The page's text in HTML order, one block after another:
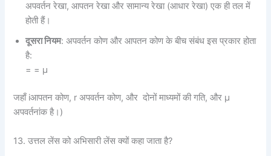
अपवर्तन रेखा, आपतन रेखा और सामान्य रेखा (आधार रेखा) एक ही तल में
होती हैं।
दूसरा नियम: अपवर्तन कोण और आपतन कोण के बीच संबंध इस प्रकार होता
है:
= = μ
जहाँ iआपतन कोण, r अपवर्तन कोण,और दोनों माध्यमों की गति, और μ
अपवर्तनांक है।)
13. उत्तल लेंस को अभिसारी लेंस क्यों कहा जाता है?